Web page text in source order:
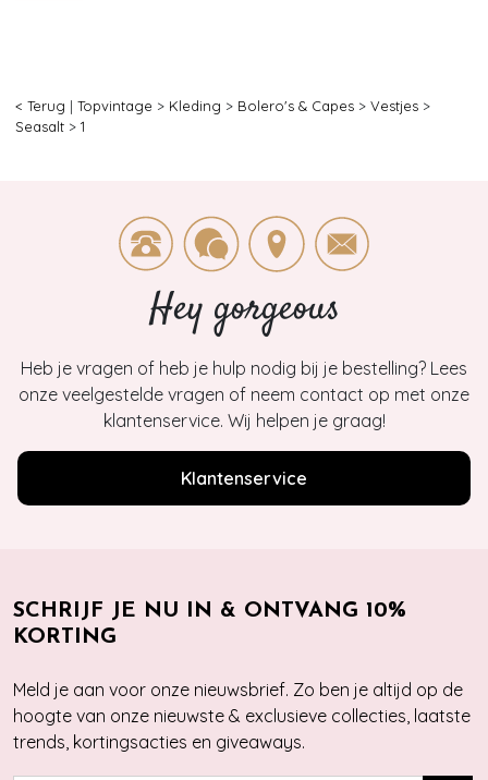
< Terug | Topvintage > Kleding > Bolero's & Capes > Vestjes >
Seasalt > 1
Hey gorgeous
Heb je vragen of heb je hulp nodig bij je bestelling? Lees
onze veelgestelde vragen of neem contact op met onze
klantenservice. Wij helpen je graag!
Klantenservice
SCHRIJF JE NU IN & ONTVANG 10%
KORTING
Meld je aan voor onze nieuwsbrief. Zo ben je altijd op de
hoogte van onze nieuwste & exclusieve collecties, laatste
trends, kortingsacties en giveaways.